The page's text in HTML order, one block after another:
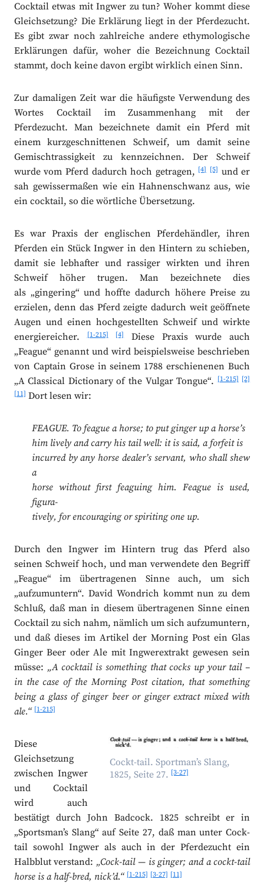
Cocktail etwas mit Ingwer zu tun? Woher kommt diese
Gleichsetzung? Die Erklärung liegt in der Pferdezucht.
Es gibt zwar noch zahlreiche andere ethymologische
Erklärungen dafür, woher die Bezeichnung Cocktail
stammt, doch keine davon ergibt wirklich einen Sinn.
Zur damaligen Zeit war die häufigste Verwendung des
Wortes Cocktail im Zusammenhang mit der
Pferdezucht. Man bezeichnete damit ein Pferd mit
einem kurzgeschnittenen Schweif, um damit seine
Gemischtrassigkeit zu kennzeichnen. Der Schweif
wurde vom Pferd dadurch hoch getragen, [4] [5] und er
sah gewissermaßen wie ein Hahnenschwanz aus, wie
ein cocktail, so die wörtliche Übersetzung.
Es war Praxis der englischen Pferdehändler, ihren
Pferden ein Stück Ingwer in den Hintern zu schieben,
damit sie lebhafter und rassiger wirkten und ihren
Schweif höher trugen. Man bezeichnete dies
als „gingering“ und hoffte dadurch höhere Preise zu
erzielen, denn das Pferd zeigte dadurch weit geöffnete
Augen und einen hochgestellten Schweif und wirkte
energiereicher.[1-215] [4]Diese Praxis wurde auch
„Feague“ genannt und wird beispielsweise beschrieben
von Captain Grose in seinem 1788 erschienenen Buch
„A Classical Dictionary of the Vulgar Tongue“.[1-215] [2]
[11] Dort lesen wir:
FEAGUE. To feague a horse; to put ginger up a horse’s
him lively and carry his tail well: it is said, a forfeit is
incurred by any horse dealer’s servant, who shall shew
a
horse without first feaguing him. Feague is used,
figura-
tively, for encouraging or spiriting one up.
Durch den Ingwer im Hintern trug das Pferd also
seinen Schweif hoch, und man verwendete den Begriff
„Feague“ im übertragenen Sinne auch, um sich
„aufzumuntern“. David Wondrich kommt nun zu dem
Schluß, daß man in diesem übertragenen Sinne einen
Cocktail zu sich nahm, nämlich um sich aufzumuntern,
und daß dieses im Artikel der Morning Post ein Glas
Ginger Beer oder Ale mit Ingwerextrakt gewesen sein
müsse: „A cocktail is something that cocks up your tail –
in the case of the Morning Post citation, that something
being a glass of ginger beer or ginger extract mixed with
ale.“[1-215]
Cockt-tail. Sportman’s Slang,
1825, Seite 27. [3-27]
Diese
Gleichsetzung
zwischen Ingwer
und Cocktail
wird auch
bestätigt durch John Badcock. 1825 schreibt er in
„Sportsman’s Slang“ auf Seite 27, daß man unter Cock-
tail sowohl Ingwer als auch in der Pferdezucht ein
Halbblut verstand: „Cock-tail ― is ginger; and a cockt-tail
horse is a half-bred, nick’d.“ [1-215] [3-27] [11]